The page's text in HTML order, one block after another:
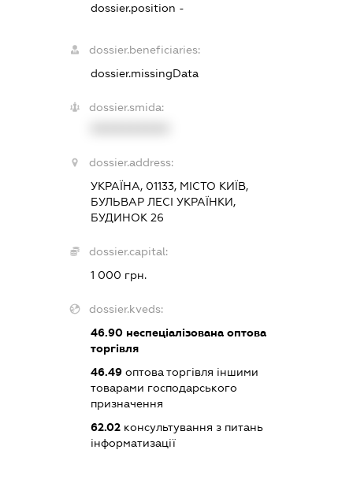
dossier.position -
dossier.beneficiaries:
dossier.missingData
dossier.smida:
dossier.address:
УКРАЇНА, 01133, МІСТО КИЇВ,
БУЛЬВАР ЛЕСІ УКРАЇНКИ,
БУДИНОК 26
dossier.capital:
1 000 грн.
dossier.kveds:
46.90неспеціалізована оптова
торгівля
46.49оптова торгівля іншими
товарами господарського
призначення
62.02консультування з питань
інформатизації